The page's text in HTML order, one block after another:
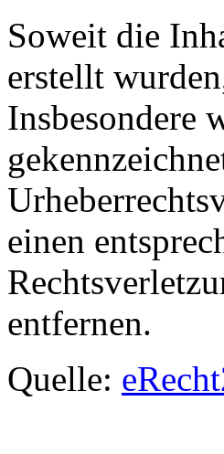
Soweit die
erstellt
Insbesondere
einen
entfernen.
Quelle: